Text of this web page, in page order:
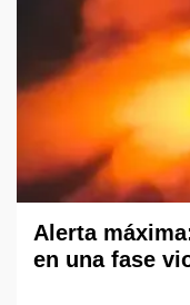
Alerta
en una fase